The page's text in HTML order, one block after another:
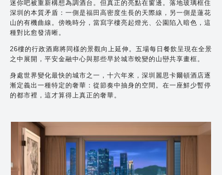
迷你吧被重新構想為調酒台。但真正的亮點在窗邊。落地玻璃框住
深圳的本質矛盾：一側是福田高密度生長的天際線，另一側是蓮花
山的有機曲線。傍晚時分，當寫字樓亮起燈光、公園陷入暗色，這
種對比愈發清晰。
26樓的行政酒廊將同樣的景觀向上延伸。五場每日餐飲呈現在全景
之中展開，平安金融中心與那些早於城市蛻變的山巒共享畫框。
身處世界變化最快的城市之一，十六年來，深圳麗思卡爾頓酒店逐
漸定義出一種特定的奢華：從節奏中抽身的空間。在一座鮮少暫停
的都市裡，這才算得上真正的奢華。